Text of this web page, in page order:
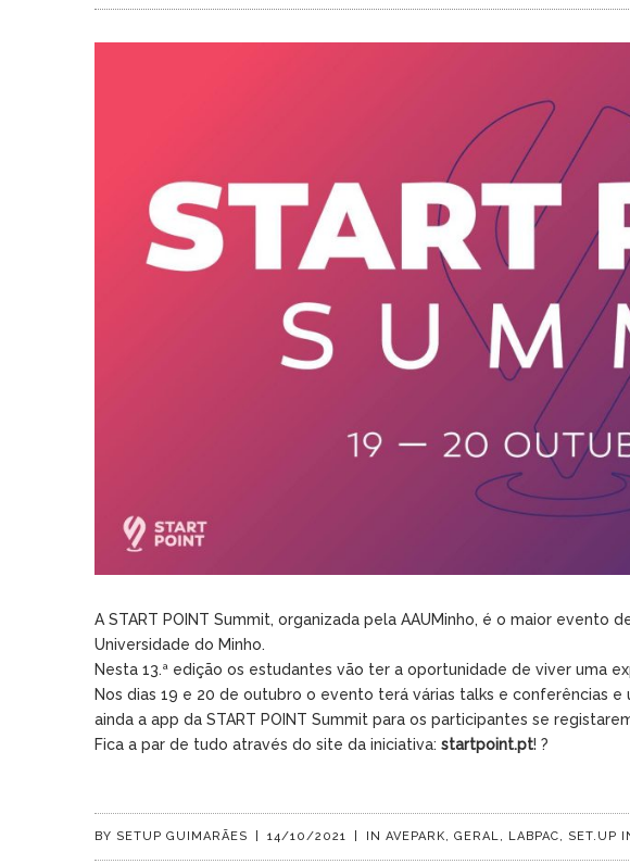
A START POINT Summit, organizada pela AAUMinho, é o maior
Universidade do Minho.
Nesta 13.ª edição os estudantes vão ter a oportunidade de viver uma
Nos dias 19 e 20 de outubro o evento terá várias talks e conferências
ainda a app da START POINT Summit para os participantes se
Fica a par de tudo através do site da iniciativa: startpoint.pt! ?
BY SETUP GUIMARÃES 14/10/2021 IN AVEPARK GERAL LABPAC SET.UP